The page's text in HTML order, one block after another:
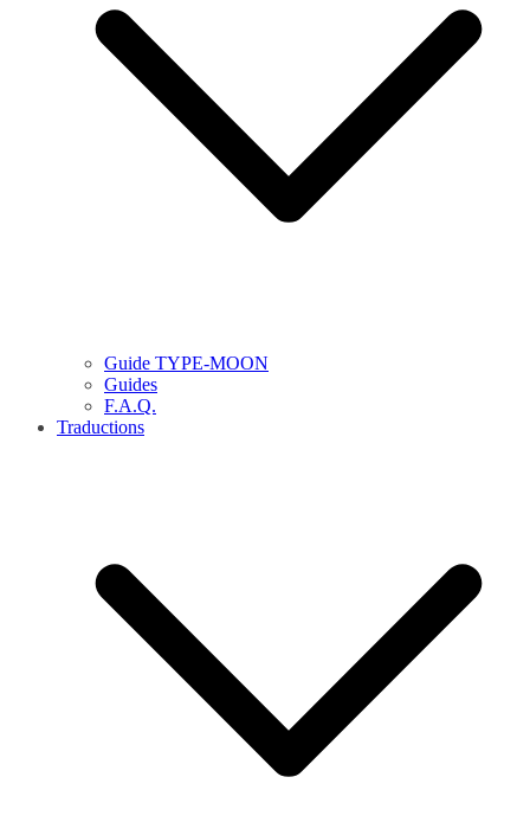
Guide TYPE-MOON
Guides
F.A.Q.
Traductions